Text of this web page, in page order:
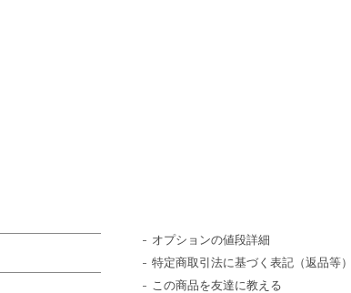
オプションの値段詳細
特定商取引法に基づく表記（返品等）
この商品を友達に教える